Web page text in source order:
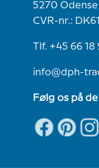
5270 Odense
CVR-nr.:
Tlf. +45 66 18
info@dph-
Følg os på